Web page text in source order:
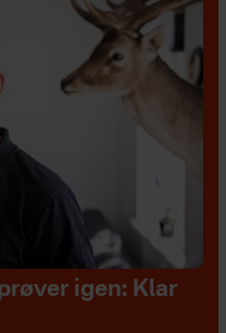
igen: Klar